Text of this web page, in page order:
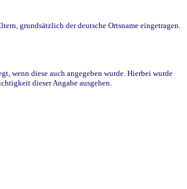
grundsätzlich der deutsche Ortsname eingetragen.
wenn diese auch angegeben wurde. Hierbei wurde
dieser Angabe ausgehen.